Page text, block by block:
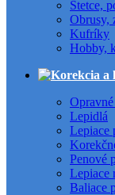
Štetce,
Obrusy,
Kufríky
Hobby,
Lepidlá
Lepiace
Penové
Lepiace
Baliace